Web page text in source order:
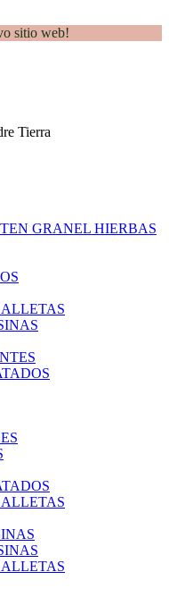
sitio web!
GRANEL HIERBAS